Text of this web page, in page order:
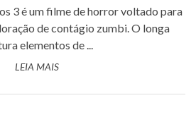
3 é um filme de horror voltado para
de contágio zumbi. O longa
elementos de ...
LEIA MAIS